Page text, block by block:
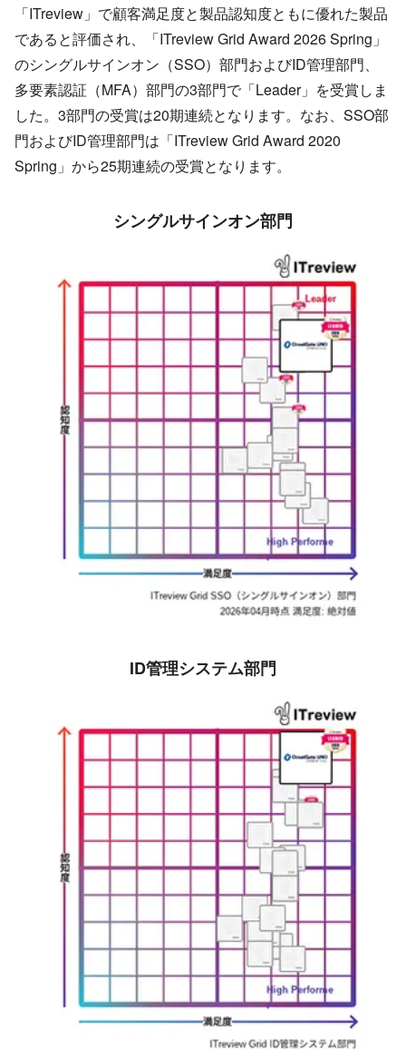
「ITreview」で顧客満足度と製品認知度ともに優れた製品
であると評価され、「ITreview Grid Award 2026 Spring」
のシングルサインオン（SSO）部門およびID管理部門、
多要素認証（MFA）部門の3部門で「Leader」を受賞しま
した。3部門の受賞は20期連続となります。なお、SSO部
門およびID管理部門は「ITreview Grid Award 2020
Spring」から25期連続の受賞となります。
シングルサインオン部門
ID管理システム部門